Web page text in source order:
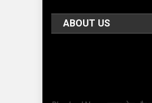
ABOUT US